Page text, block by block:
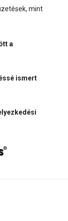
mint
a
ismert